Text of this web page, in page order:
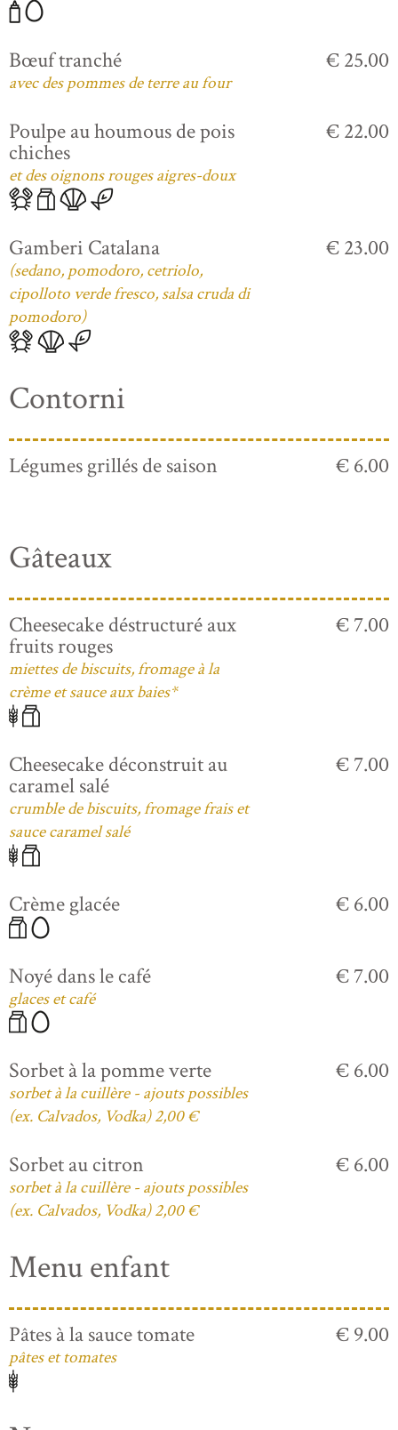
Bœuf tranché
avec des pommes de terre au four
€ 25.00
Poulpe au houmous de pois
chiches
et des oignons rouges aigres-doux
€ 22.00
Gamberi Catalana
(sedano, pomodoro, cetriolo,
cipolloto verde fresco, salsa cruda di
pomodoro)
€ 23.00
Contorni
Légumes grillés de saison € 6.00
Gâteaux
Cheesecake déstructuré aux
fruits rouges
miettes de biscuits, fromage à la
crème et sauce aux baies*
€ 7.00
Cheesecake déconstruit au
caramel salé
crumble de biscuits, fromage frais et
sauce caramel salé
€ 7.00
Crème glacée € 6.00
Noyé dans le café
glaces et café
€ 7.00
Sorbet à la pomme verte
sorbet à la cuillère - ajouts possibles
(ex. Calvados, Vodka) 2,00 €
€ 6.00
Sorbet au citron
sorbet à la cuillère - ajouts possibles
(ex. Calvados, Vodka) 2,00 €
€ 6.00
Menu enfant
Pâtes à la sauce tomate
pâtes et tomates
€ 9.00